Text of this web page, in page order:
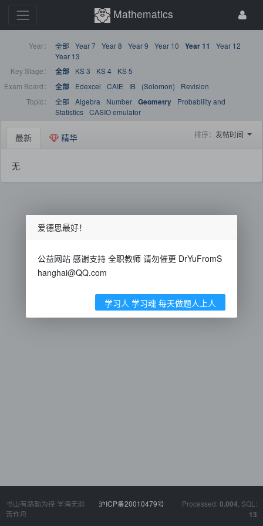
Mathematics
Year： 全部 Year 7 Year 8 Year 9 Year 10 Year 11
Year 12
Year 13
Key Stage：
全部 KS 3 KS 4
KS 5
Exam Board：
全部 Edexcel CAIE IB (Solomon)
Revision
Topic：
全部 Algebra Number Geometry
Probability and
Statistics CASIO emulator
最新 精华 排序： 发帖时间
无
书山有路勤为径 学海无涯
苦作舟
沪ICP备20010479号 Processed: 0.004 , SQL:
13
爱德思最好！
公益网站 感谢支持 全职教师 请勿催更 DrYuFromS
hanghai@QQ.com
学习人 学习魂 每天做题人上人